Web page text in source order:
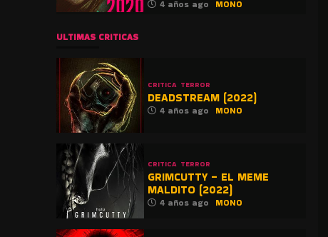
4 años ago MONO
ULTIMAS CRITICAS
CRITICA TERROR
DEADSTREAM (2022)
4 años ago MONO
CRITICA TERROR
GRIMCUTTY – EL MEME
MALDITO (2022)
4 años ago MONO